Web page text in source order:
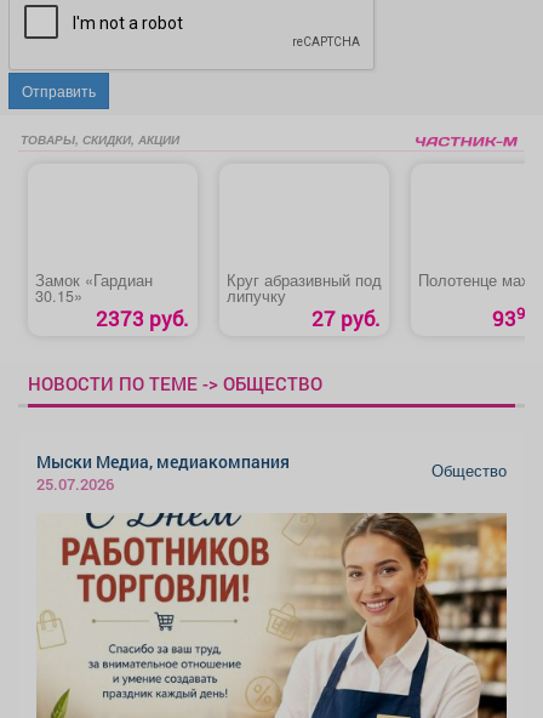
Отправить
ТОВАРЫ, СКИДКИ, АКЦИИ
Замок «Гардиан
30.15»
2373 руб.
Круг абразивный под
липучку
27 руб.
Полотенце
9390
НОВОСТИ ПО ТЕМЕ -> ОБЩЕСТВО
Мыски Медиа, медиакомпания
25.07.2026
Общество